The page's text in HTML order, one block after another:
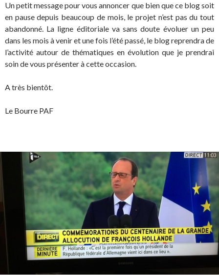
Un petit message pour vous annoncer que bien que ce blog soit
en pause depuis beaucoup de mois, le projet n’est pas du tout
abandonné. La ligne éditoriale va sans doute évoluer un peu
dans les mois à venir et une fois l’été passé, le blog reprendra de
l’activité autour de thématiques en évolution que je prendrai
soin de vous présenter à cette occasion.
A très bientôt.
Le Bourre PAF